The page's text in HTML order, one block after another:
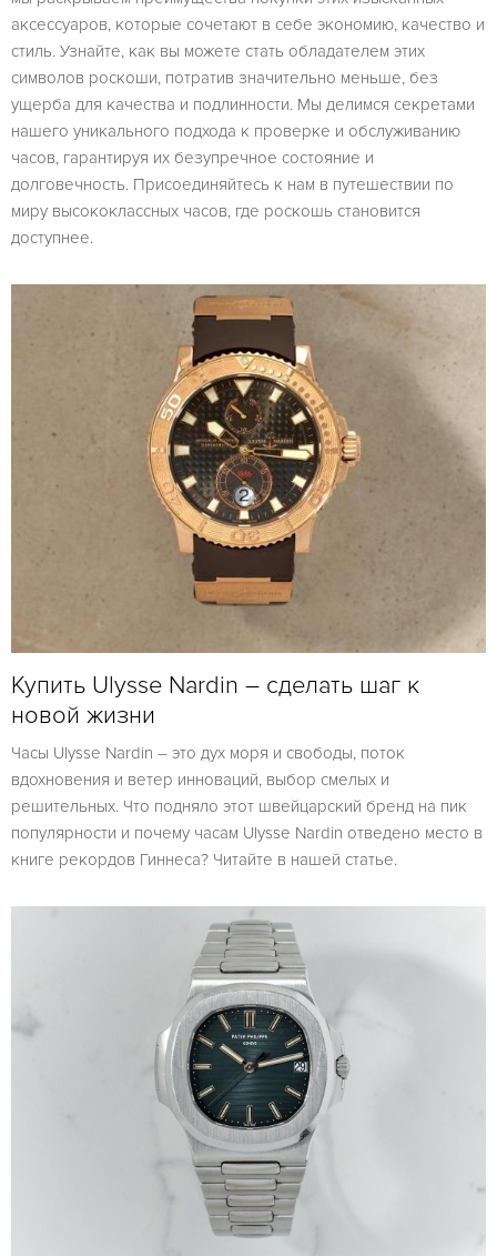
аксессуаров, которые сочетают в себе экономию, качество и
стиль. Узнайте, как вы можете стать обладателем этих
символов роскоши, потратив значительно меньше, без
ущерба для качества и подлинности. Мы делимся секретами
нашего уникального подхода к проверке и обслуживанию
часов, гарантируя их безупречное состояние и
долговечность. Присоединяйтесь к нам в путешествии по
миру высококлассных часов, где роскошь становится
доступнее.
Купить Ulysse Nardin – сделать шаг к
новой жизни
Часы Ulysse Nardin – это дух моря и свободы, поток
вдохновения и ветер инноваций, выбор смелых и
решительных. Что подняло этот швейцарский бренд на пик
популярности и почему часам Ulysse Nardin отведено место в
книге рекордов Гиннеса? Читайте в нашей статье.